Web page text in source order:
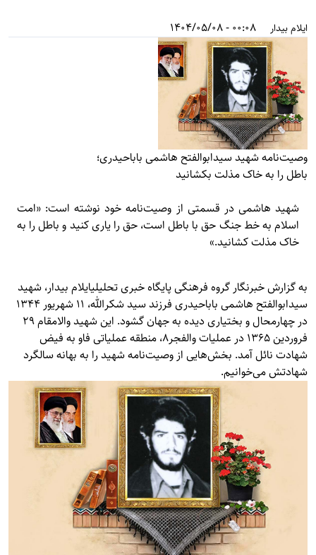
ایلام بیدار 00:08 - 1404/05/08
وصیت‌نامه شهید سیدابوالفتح هاشمی باباحیدری؛
باطل را به خاک مذلت بکشانید
شهید هاشمی در قسمتی از وصیت‌نامه خود نوشته است: «امت
اسلام به خط جنگ حق با باطل است، حق را یاری کنید و باطل را به
خاک مذلت کشانید.»
به گزارش خبرنگار گروه فرهنگی پایگاه خبری تحلیلیایلام بیدار، شهید
سیدابوالفتح هاشمی باباحیدری فرزند سید شکرالله، 11 شهریور 1344
در چهارمحال و بختیاری دیده به جهان گشود. این شهید والامقام 29
فروردین 1365 در عملیات والفجر8، منطقه عملیاتی فاو به فیض
شهادت نائل آمد. بخش‌هایی از وصیت‌نامه شهید را به بهانه سالگرد
شهادتش می‌خوانیم.